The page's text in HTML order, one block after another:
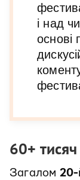
і над
основі
60+ тисяч
Загалом